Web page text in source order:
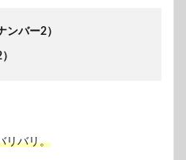
ンバー2）
リバリ。